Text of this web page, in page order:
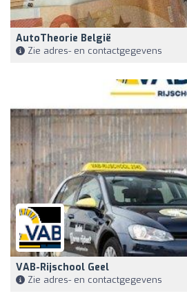
AutoTheorie België
Zie adres- en contactgegevens
VAB-Rijschool Geel
Zie adres- en contactgegevens